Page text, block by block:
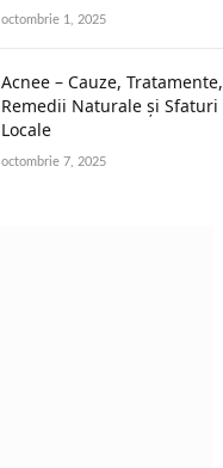
octombrie 1, 2025
Acnee – Cauze, Tratamente,
Remedii Naturale și Sfaturi
Locale
octombrie 7, 2025